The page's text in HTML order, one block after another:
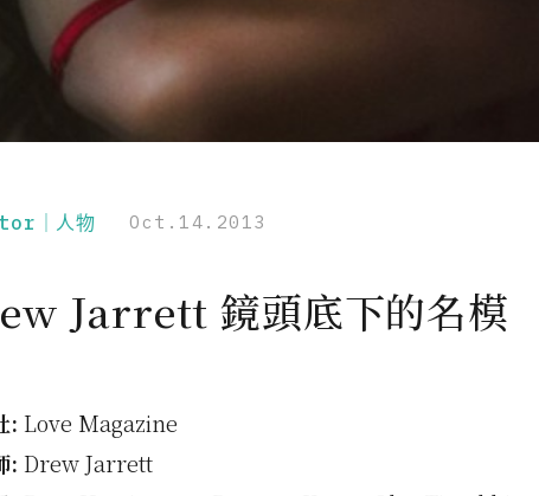
｜人物 Oct.14.2013
Jarrett 鏡頭底下的名模
: Love Magazine
: Drew Jarrett